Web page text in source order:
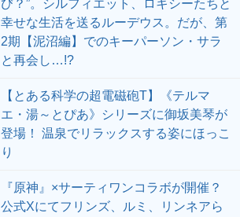
び？”。シルフィエット、ロキシーたちと
幸せな生活を送るルーデウス。だが、第
2期【泥沼編】でのキーパーソン・サラ
と再会し…!?
【とある科学の超電磁砲T】《テルマ
エ・湯～とぴあ》シリーズに御坂美琴が
登場！ 温泉でリラックスする姿にほっこ
り
『原神』×サーティワンコラボが開催？
公式Xにてフリンズ、ルミ、リンネアら